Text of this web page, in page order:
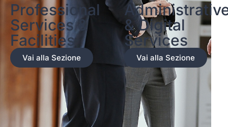
Professional
Services &
Facilities
Vai alla Sezione
& Digital
Services
Vai alla Sezione